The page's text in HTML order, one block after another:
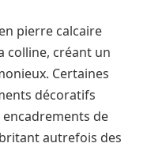
pierre calcaire
colline, créant un
Certaines
décoratifs
encadrements de
autrefois des